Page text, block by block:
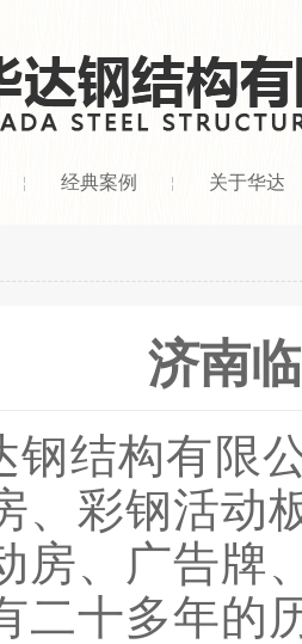
经典案例 关于华达
济南
钢结构有限
、彩钢活动
房、广告牌
二十多年的